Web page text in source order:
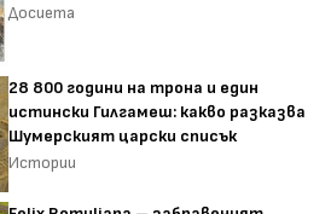
Досиета
28 800 години на трона и един
истински Гилгамеш: какво разказва
Шумерският царски списък
Истории